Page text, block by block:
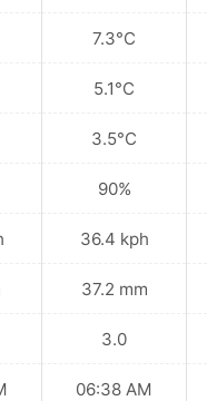
7.3°C
5.1°C
3.5°C
90%
36.4 kph
37.2 mm
3.0
06:38 AM